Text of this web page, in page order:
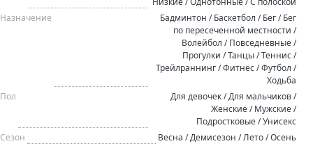
Назначение
Бадминтон / Баскетбол / Бег / Бег
по пересеченной местности /
Волейбол / Повседневные /
Прогулки / Танцы / Теннис /
Трейлраннинг / Фитнес / Футбол /
Ходьба
Пол
Для девочек / Для мальчиков /
Женские / Мужские /
Подростковые / Унисекс
Сезон
Весна / Демисезон / Лето / Осень